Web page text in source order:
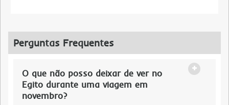
Perguntas Frequentes
O que não posso deixar de ver no
Egito durante uma viagem em
novembro?